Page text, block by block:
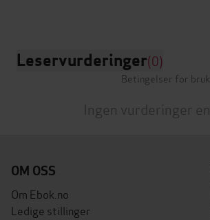
Leservurderinger(0)
Betingelser for
Ingen vurderinger
OM OSS
Om Ebok.no
Ledige stillinger